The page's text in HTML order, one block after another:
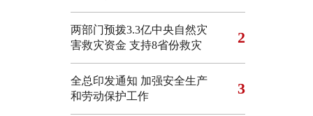
两部门预拨3.3亿中央自然灾
害救灾资金 支持8省份救灾
2
全总印发通知 加强安全生产
和劳动保护工作
3